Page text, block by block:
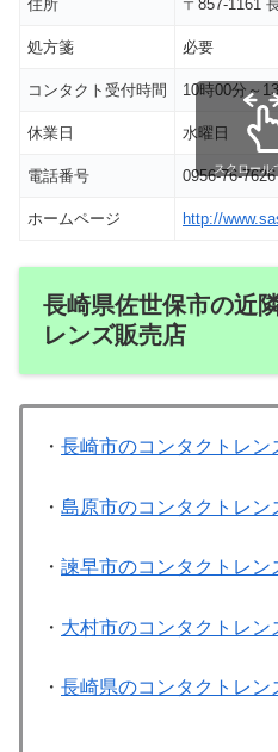
住所 〒857-1161
処方箋 必要
コンタクト受付時間 10時00分～
休業日 水曜日
電話番号 0956-76-7626
ホームページ http://
スクロール
長崎県佐世保市の近
レンズ販売店
・ 長崎市のコンタクトレン
・ 島原市のコンタクトレン
・ 諫早市のコンタクトレン
・ 大村市のコンタクトレン
・ 長崎県のコンタクトレン